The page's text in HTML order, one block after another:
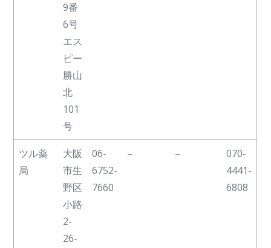
9番
6号
エス
ピー
勝山
北
101
号
ツル薬
局
大阪
市生
野区
小路
2-
26-
06-
6752-
7660
– –
070-
4441-
6808